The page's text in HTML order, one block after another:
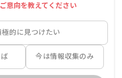
意向を教えてください
極的に見つけたい
今は情報収集のみ